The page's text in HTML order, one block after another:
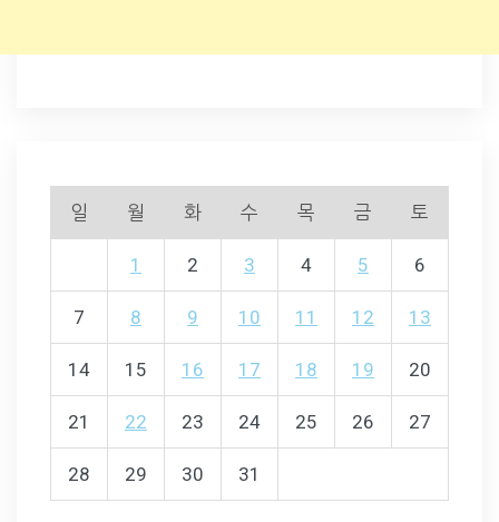
일 월 화 수 목 금 토
1 2 3 4 5 6
7 8 9 10 11 12 13
14 15 16 17 18 19 20
21 22 23 24 25 26 27
28 29 30 31